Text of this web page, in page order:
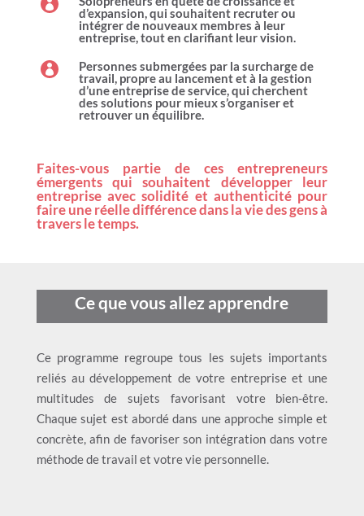

d’expansion, qui souhaitent recruter ou
intégrer de nouveaux membres à leur
entreprise, tout en clarifiant leur vision.

Personnes submergées par la surcharge de
travail, propre au lancement et à la gestion
d’une entreprise de service, qui cherchent
des solutions pour mieux s’organiser et
retrouver un équilibre.
Faites-vous partie de ces entrepreneurs
émergents qui souhaitent développer leur
entreprise avec solidité et authenticité pour
faire une réelle différence dans la vie des gens à
travers le temps.
Ce que vous allez apprendre
Ce programme regroupe tous les sujets importants
reliés au développement de votre entreprise et une
multitudes de sujets favorisant votre bien-être.
Chaque sujet est abordé dans une approche simple et
concrète, afin de favoriser son intégration dans votre
méthode de travail et votre vie personnelle.